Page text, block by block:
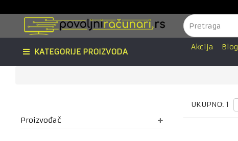
KATEGORIJE PROIZVODA Akcija Blog
Proizvođač
UKUPNO: 1